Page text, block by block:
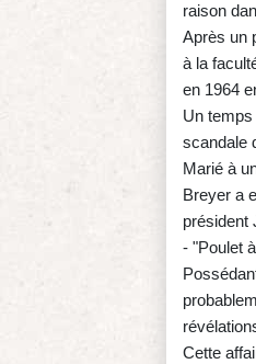
raison
Après un
à la
en 1964
Un
scandale
Marié à
Breyer a
président
- "Poulet
Cette